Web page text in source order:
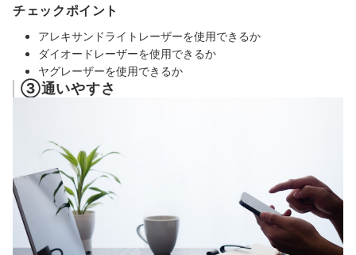
チェックポイント
アレキサンドライトレーザーを使用できるか
ダイオードレーザーを使用できるか
ヤグレーザーを使用できるか
③通いやすさ